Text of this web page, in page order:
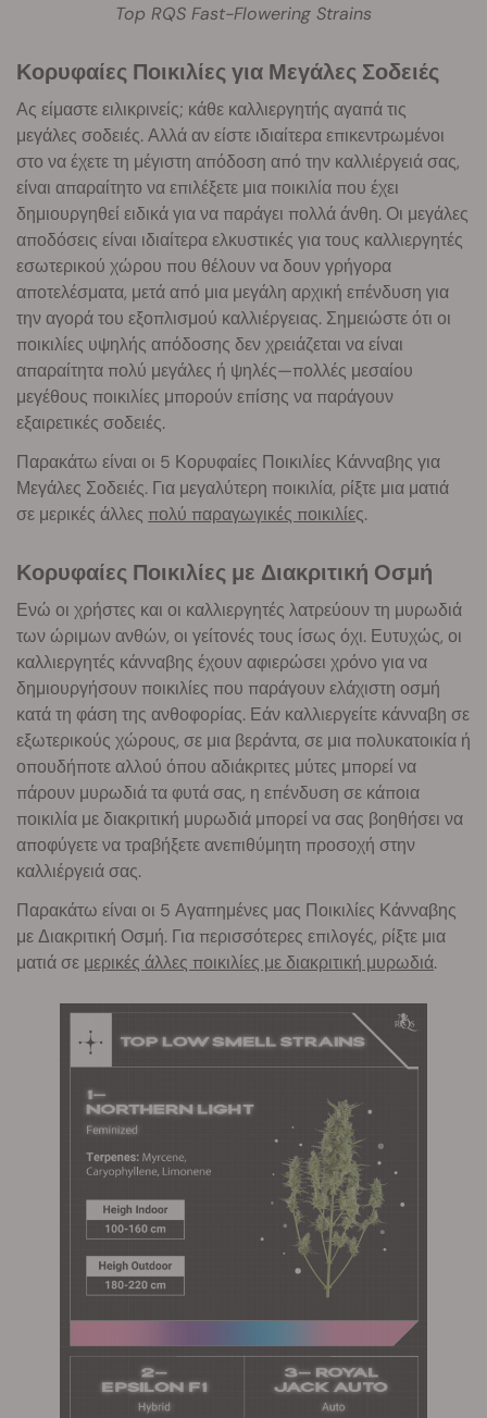
Top RQS Fast-Flowering Strains
Κορυφαίες Ποικιλίες για Μεγάλες Σοδειές
Ας είμαστε ειλικρινείς; κάθε καλλιεργητής αγαπά τις
μεγάλες σοδειές. Αλλά αν είστε ιδιαίτερα επικεντρωμένοι
στο να έχετε τη μέγιστη απόδοση από την καλλιέργειά σας,
είναι απαραίτητο να επιλέξετε μια ποικιλία που έχει
δημιουργηθεί ειδικά για να παράγει πολλά άνθη. Οι μεγάλες
αποδόσεις είναι ιδιαίτερα ελκυστικές για τους καλλιεργητές
εσωτερικού χώρου που θέλουν να δουν γρήγορα
αποτελέσματα, μετά από μια μεγάλη αρχική επένδυση για
την αγορά του εξοπλισμού καλλιέργειας. Σημειώστε ότι οι
ποικιλίες υψηλής απόδοσης δεν χρειάζεται να είναι
απαραίτητα πολύ μεγάλες ή ψηλές—πολλές μεσαίου
μεγέθους ποικιλίες μπορούν επίσης να παράγουν
εξαιρετικές σοδειές.
Παρακάτω είναι οι 5 Κορυφαίες Ποικιλίες Κάνναβης για
Μεγάλες Σοδειές. Για μεγαλύτερη ποικιλία, ρίξτε μια ματιά
σε μερικές άλλες πολύ παραγωγικές ποικιλίες.
Κορυφαίες Ποικιλίες με Διακριτική Οσμή
Ενώ οι χρήστες και οι καλλιεργητές λατρεύουν τη μυρωδιά
των ώριμων ανθών, οι γείτονές τους ίσως όχι. Ευτυχώς, οι
καλλιεργητές κάνναβης έχουν αφιερώσει χρόνο για να
δημιουργήσουν ποικιλίες που παράγουν ελάχιστη οσμή
κατά τη φάση της ανθοφορίας. Εάν καλλιεργείτε κάνναβη σε
εξωτερικούς χώρους, σε μια βεράντα, σε μια πολυκατοικία ή
οπουδήποτε αλλού όπου αδιάκριτες μύτες μπορεί να
πάρουν μυρωδιά τα φυτά σας, η επένδυση σε κάποια
ποικιλία με διακριτική μυρωδιά μπορεί να σας βοηθήσει να
αποφύγετε να τραβήξετε ανεπιθύμητη προσοχή στην
καλλιέργειά σας.
Παρακάτω είναι οι 5 Αγαπημένες μας Ποικιλίες Κάνναβης
με Διακριτική Οσμή. Για περισσότερες επιλογές, ρίξτε μια
ματιά σε μερικές άλλες ποικιλίες με διακριτική μυρωδιά.